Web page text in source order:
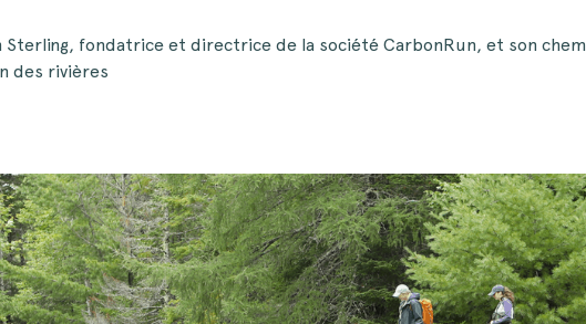
Sterling, fondatrice et directrice de la société CarbonRun, et son
des rivières